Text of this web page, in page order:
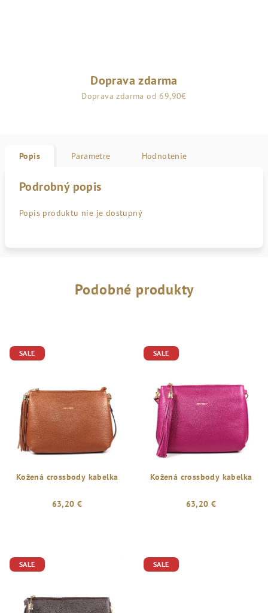
Doprava zdarma
Doprava zdarma od 69,90€
Popis Parametre Hodnotenie
Podrobný popis
Popis produktu nie je dostupný
Podobné produkty
SALE
Kožená crossbody kabelka
63,20 €
SALE
Kožená crossbody kabelka
63,20 €
SALE SALE